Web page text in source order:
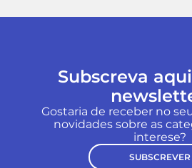
Subscreva
Gostaria de receber no
novidades sobre as
interese?
SUBSCREVER